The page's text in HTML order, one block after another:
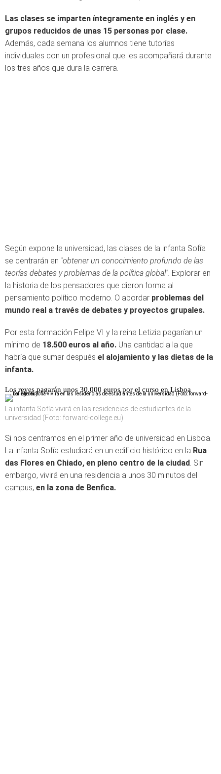
Las clases se imparten íntegramente en inglés y en
grupos reducidos de unas 15 personas por clase.
Además, cada semana los alumnos tiene tutorías
individuales con un profesional que les acompañará durante
los tres años que dura la carrera.
Según expone la universidad, las clases de la infanta Sofía
se centrarán en "obtener un conocimiento profundo de las
teorías debates y problemas de la política global". Explorar en
la historia de los pensadores que dieron forma al
pensamiento político moderno. O abordar problemas del
mundo real a través de debates y proyectos grupales.
Por esta formación Felipe VI y la reina Letizia pagarían un
mínimo de 18.500 euros al año. Una cantidad a la que
habría que sumar después el alojamiento y las dietas de la
infanta.
Los reyes pagarán unos 30.000 euros por el curso en Lisboa
La infanta Sofía vivirá en las residencias de estudiantes de la
universidad (Foto: forward-college.eu)
Si nos centramos en el primer año de universidad en Lisboa.
La infanta Sofía estudiará en un edificio histórico en la Rua
das Flores en Chiado, en pleno centro de la ciudad. Sin
embargo, vivirá en una residencia a unos 30 minutos del
campus, en la zona de Benfica.